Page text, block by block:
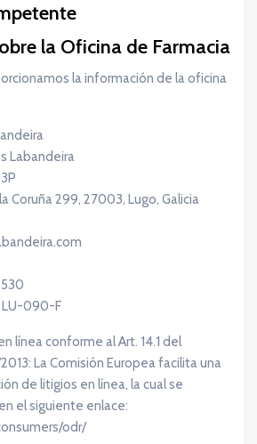
la Oficina de Farmacia
la información de la oficina
Labandeira
Coruña 299, 27003, Lugo, Galicia
LU-090-F
línea conforme al Art. 14.1 del
La Comisión Europea facilita una
de litigios en línea, la cual se
el siguiente enlace:
odr/